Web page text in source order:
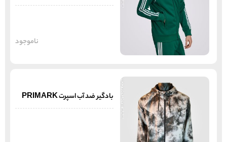
ناموجود
بادگیر ضد آب اسپرت PRIMARK